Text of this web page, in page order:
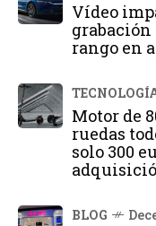
Vídeo
grabación
rango en
Motor de
ruedas
solo 300
BLOG